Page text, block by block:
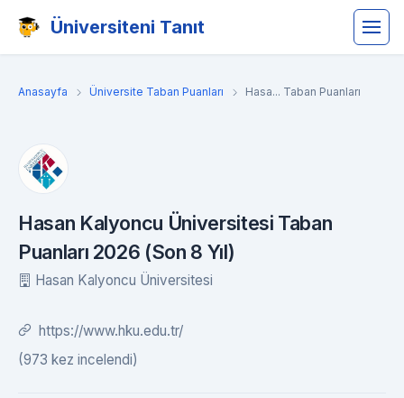
Üniversiteni Tanıt
Anasayfa Üniversite Taban Puanları Hasa... Taban Puanları
Hasan Kalyoncu Üniversitesi Taban
Puanları 2026 (Son 8 Yıl)
Hasan Kalyoncu Üniversitesi
https://www.hku.edu.tr/
(973 kez incelendi)